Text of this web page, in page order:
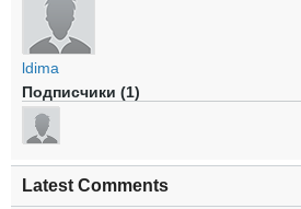
ldima
Подписчики (1)
Latest Comments